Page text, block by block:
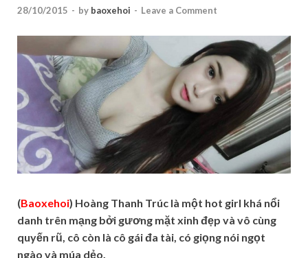
28/10/2015 - by baoxehoi - Leave a Comment
(Baoxehoi) Hoàng Thanh Trúc là một hot girl khá nổi
danh trên mạng bởi gương mặt xinh đẹp và vô cùng
quyến rũ, cô còn là cô gái đa tài, có giọng nói ngọt
ngào và múa dẻo.